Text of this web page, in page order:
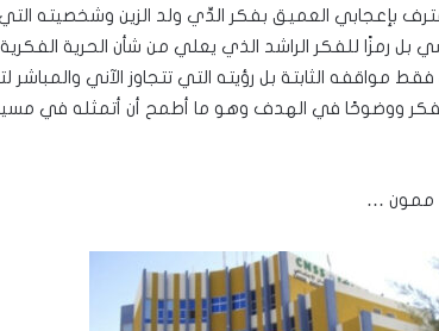
بإعجابي العميق بفكر الدِّي ولد الزين وشخصيته
رمزًا للفكر الراشد الذي يعلي من شأن الحرية الفكرية
مواقفه الثابتة بل رؤيته التي تتجاوز الآني والمباشر
ووضوحًا في الهدف وهو ما أطمح أن أتمثله في
ممون …